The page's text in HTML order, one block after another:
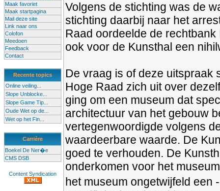
Maak favoriet
Maak startpagina
Mail deze site
Link naar ons
Colofon
Meedoen
Feedback
Contact
Recente topics
Online veiling...
Slope Unblocke...
Slope Game Tip...
Oude Wet op de...
Wet op het Fin...
Carrière
Boekel De Ner�e
CMS DSB
Content Syndication
Volgens de stichting was de
stichting daarbij naar het
Raad oordeelde de
ook voor de Kunsthal een
De vraag is of deze uitspraak
Hoge Raad zich uit over
ging om een museum dat
architectuur van het gebouw
vertegenwoordigde volgens
waardeerbare waarde. De
goed te verhouden. De
onderkomen voor het
het museum ongetwijfeld